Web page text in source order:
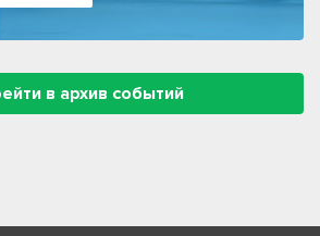
в архив событий